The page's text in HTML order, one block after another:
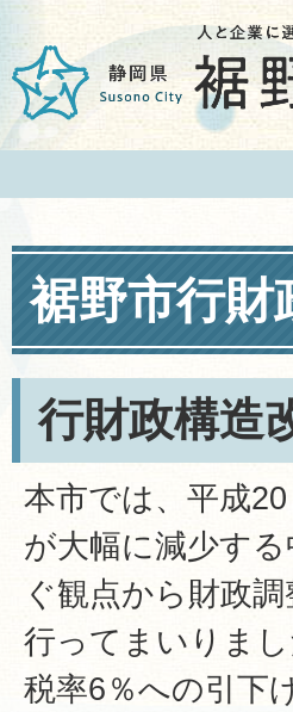
裾野市行財
行財政構造
本市では、平成
が大幅に減少す
ぐ観点から財政
行ってまいりま
税率6％への引下